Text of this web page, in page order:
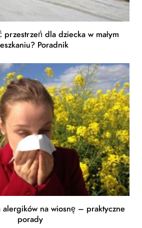
przestrzeń dla dziecka w małym
Poradnik
alergików na wiosnę – praktyczne
porady